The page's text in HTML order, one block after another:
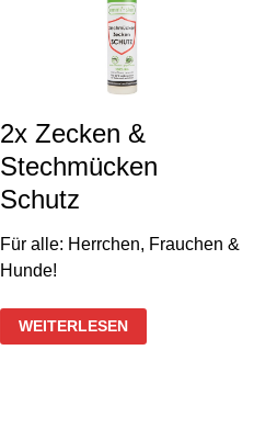
2x Zecken &
Stechmücken
Schutz
Für alle: Herrchen, Frauchen &
Hunde!
2X
ZECKEN
&
WEITERLESEN